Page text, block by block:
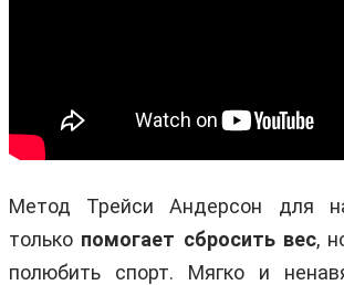
Метод Трейси Андерсон для
только помогает сбросить вес,
полюбить спорт. Мягко и